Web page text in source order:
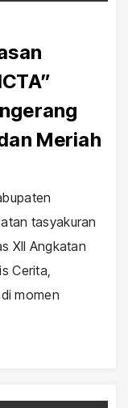
Meriah
tasyakuran
XII Angkatan
Cerita,
momen